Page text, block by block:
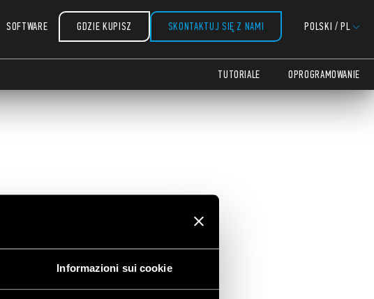
Informazioni sui cookie
SOFTWARE GDZIE KUPISZ SKONTAKTUJ SIĘ Z NAMI POLSKI /PL
TUTORIALE OPROGRAMOWANIE